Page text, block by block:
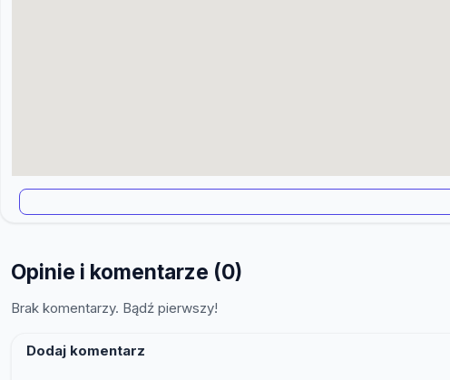
Opinie i komentarze (0)
Brak komentarzy. Bądź pierwszy!
Dodaj komentarz